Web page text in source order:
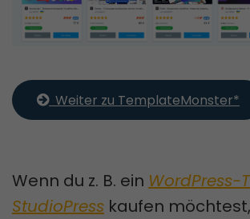
  Weiter zu TemplateMonster*
Wenn du z. B. ein WordPress-
StudioPress kaufen